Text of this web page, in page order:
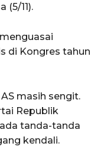
(5/11).
di Kongres tahun
masih sengit.
Republik
tanda-tanda
kendali.